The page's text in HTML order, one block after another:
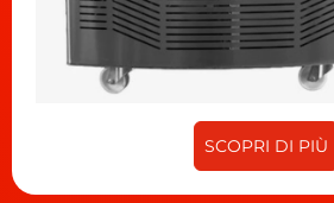
SCOPRI DI PIÙ